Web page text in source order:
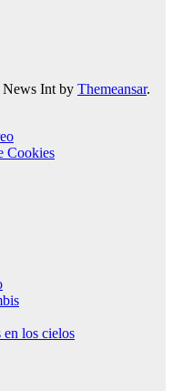
News Int by Themeansar.
Cookies
en los cielos